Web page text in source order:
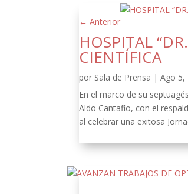
←Anterior
HOSPITAL
CIENTÍFICA
por Sala de Prensa |Ago 5,
En el marco de su
Aldo Cantafio, con el
al celebrar una exitosa